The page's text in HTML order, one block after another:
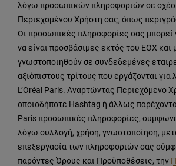
λόγω προσωπικών πληροφοριών σε
Περιεχομένου Χρήστη σας, όπως
Οι προσωπικές πληροφορίες σας μπορεί
να είναι προσβάσιμες εκτός του ΕΟΧ και
γνωστοποιηθούν σε συνδεδεμένες
αξιόπιστους τρίτους που εργάζονται για
L’Oréal Paris. Αναρτώντας Περιεχόμενο
οποιοδήποτε Hashtag ή άλλως
Paris προσωπικές πληροφορίες,
λόγω συλλογή, χρήση, γνωστοποίηση,
επεξεργασία των πληροφοριών σας
παρόντες Όρους και Προϋποθέσεις, την